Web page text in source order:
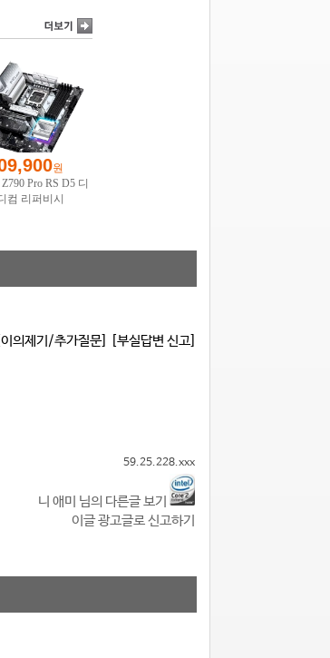
[이의제기/추가질문] [부실답변 신고]
59.25.228.xxx
니 애미 님의 다른글 보기
이글 광고글로 신고하기